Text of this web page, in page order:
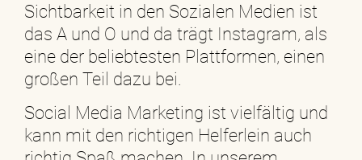
Sichtbarkeit in den Sozialen Medien ist
das A und O und da trägt Instagram, als
eine der beliebtesten Plattformen, einen
großen Teil dazu bei.
Social Media Marketing ist vielfältig und
kann mit den richtigen Helferlein auch